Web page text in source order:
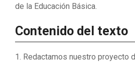
de la Educación Básica.
Contenido del texto
Redactamos nuestro proyecto